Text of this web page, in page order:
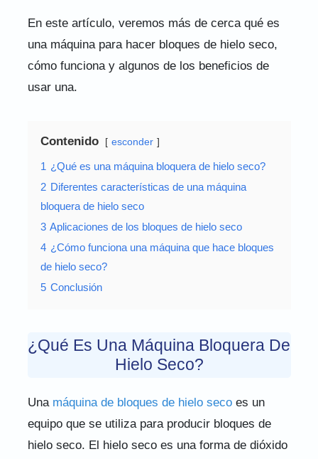
En este artículo, veremos más de cerca qué es
una máquina para hacer bloques de hielo seco,
cómo funciona y algunos de los beneficios de
usar una.
Contenido esconder
1 ¿Qué es una máquina bloquera de hielo seco?
2 Diferentes características de una máquina
bloquera de hielo seco
3 Aplicaciones de los bloques de hielo seco
4 ¿Cómo funciona una máquina que hace bloques
de hielo seco?
5 Conclusión
¿Qué Es Una Máquina Bloquera De
Hielo Seco?
Una máquina de bloques de hielo secoes un
equipo que se utiliza para producir bloques de
hielo seco. El hielo seco es una forma de dióxido